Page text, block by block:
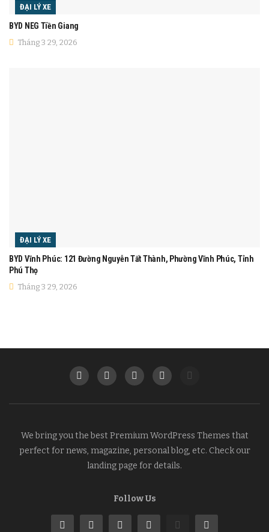
ĐẠI LÝ XE
BYD NEG Tiền Giang
Tháng 3 29, 2026
ĐẠI LÝ XE
BYD Vĩnh Phúc: 121 Đường Nguyễn Tất Thành, Phường Vĩnh Phúc, Tỉnh
Phú Thọ
Tháng 3 29, 2026
We bring you the best Premium WordPress Themes that
perfect for news, magazine, personal blog, etc. Check our
landing page for details.
Follow Us